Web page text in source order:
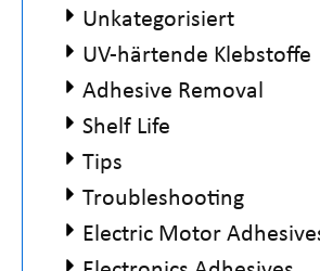
Unkategorisiert
UV-härtende Klebstoffe
Adhesive Removal
Shelf Life
Tips
Troubleshooting
Electric Motor